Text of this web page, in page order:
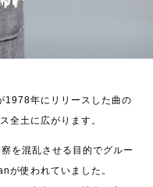
1978年にリリースした曲の
全土に広がります。
を混乱させる目的でグルー
が使われていました。